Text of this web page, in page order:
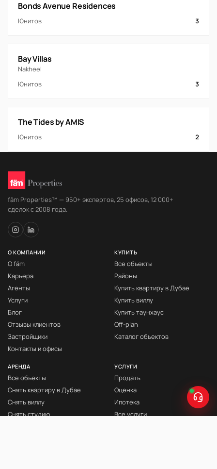
Bonds Avenue Residences
Юнитов 3
Bay Villas
Nakheel
Юнитов
3
The Tides by AMIS
Юнитов 2
fäm Properties™ — 950+ экспертов, 25 офисов, 12 000+
сделок с 2008 года.
О КОМПАНИИ
О fäm
Карьера
Агенты
Услуги
Блог
Отзывы клиентов
Застройщики
Контакты и офисы
КУПИТЬ
Все объекты
Районы
Купить квартиру в Дубае
Купить виллу
Купить таунхаус
Off-plan
Каталог объектов
АРЕНДА
Все объекты
Снять квартиру в Дубае
Снять виллу
Снять студию
УСЛУГИ
Продать
Оценка
Ипотека
Все услуги